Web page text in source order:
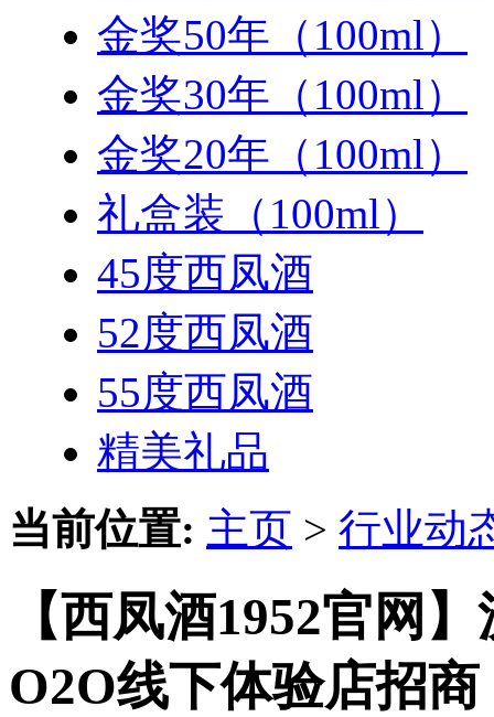
金奖50年（100ml）
金奖30年（100ml）
金奖20年（100ml）
礼盒装（100ml）
45度西凤酒
52度西凤酒
55度西凤酒
精美礼品
当前位置: 主页 > 行业动
【西凤酒1952官网
O2O线下体验店招商